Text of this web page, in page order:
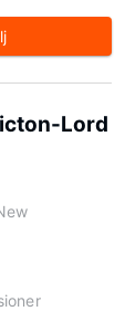
Lord